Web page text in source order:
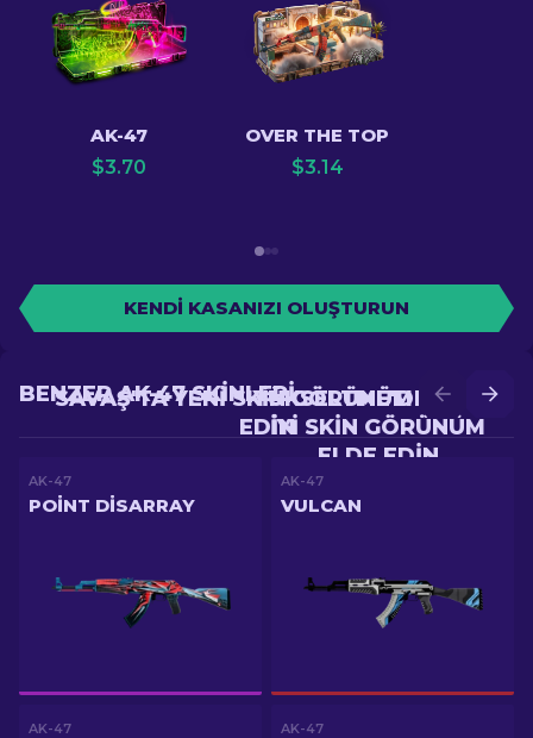
AK-47
$3.70
OVER THE TOP
$3.14
KENDI KASANIZI OLUŞTURUN
YÜKSELTME'DE DAHA
IYI SKIN GÖRÜNÜM
ELDE EDIN
SAVAŞ'TA YENI SKIN GÖRÜNÜM ELDE
EDIN
BENZER AK-47 SKINLERI
AK-47
POINT DISARRAY
AK-47
VULCAN
AK-47 AK-47